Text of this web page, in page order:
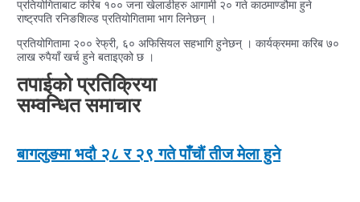
प्रतियोगिताबाट करिब १०० जना खेलाडीहरु आगामी २० गते काठमाण्डौमा हुने
राष्ट्रपति रनिङशिल्ड प्रतियोगितामा भाग लिनेछन् ।
प्रतियोगितामा २०० रेफ्री, ६० अफिसियल सहभागि हुनेछन् । कार्यक्रममा करिब ७०
लाख रुपैयाँ खर्च हुने बताइएको छ ।
तपाईको प्रतिक्रिया
सम्वन्धित समाचार
बागलुङमा भदौ २८ र २९ गते पाँचौं तीज मेला हुने